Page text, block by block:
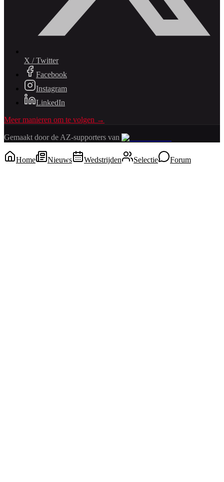
X / Twitter
Facebook
Instagram
LinkedIn
Meer manieren om te volgen →
Gemaakt door de AZ-supporters van
Home Nieuws Wedstrijden Selectie Forum